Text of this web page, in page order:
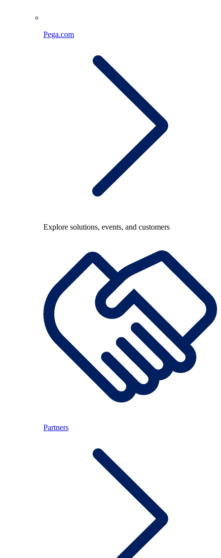
Pega.com
Explore solutions, events, and customers
Partners